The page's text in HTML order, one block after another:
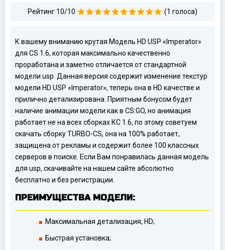
Рейтинг 10/10 (1 голоса)
К вашему вниманию крутая Модель HD USP «Imperator»
для CS 1.6, которая максимально качественно
проработана и заметно отличается от стандартной
модели usp. Данная версия содержит изменение текстур
модели HD USP «Imperator», теперь она в HD качестве и
прилично детализирована. Приятным бонусом будет
наличие анимации модели как в CS:GO, но анимация
работает не на всех сборках КС 1.6, по этому советуем
скачать сборку TURBO-CS, она на 100% работает,
защищена от рекламы и содержит более 100 классных
серверов в поиске. Если Вам понравилась данная модель
для usp, скачивайте на нашем сайте абсолютно
бесплатно и без регистрации.
ПРЕИМУЩЕСТВА МОДЕЛИ:
Максимальная детализация, HD;
Быстрая установка;